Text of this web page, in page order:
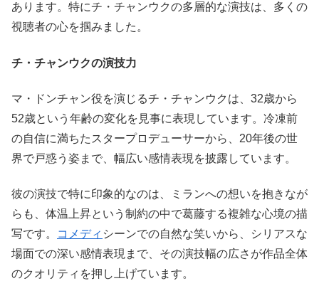
あります。特にチ・チャンウクの多層的な演技は、多くの
視聴者の心を掴みました。
チ・チャンウクの演技力
マ・ドンチャン役を演じるチ・チャンウクは、32歳から
52歳という年齢の変化を見事に表現しています。冷凍前
の自信に満ちたスタープロデューサーから、20年後の世
界で戸惑う姿まで、幅広い感情表現を披露しています。
彼の演技で特に印象的なのは、ミランへの想いを抱きなが
らも、体温上昇という制約の中で葛藤する複雑な心境の描
写です。
コメディ シーンでの自然な笑いから、シリアスな
場面での深い感情表現まで、その演技幅の広さが作品全体
のクオリティを押し上げています。